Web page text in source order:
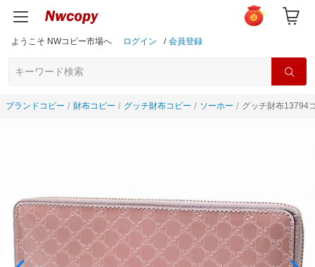
ようこそ NWコピー市場へ ログイン / 会員登録
ブランドコピー 財布コピー グッチ財布コピー ソーホー グッチ財布13794